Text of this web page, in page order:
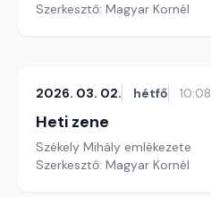
Szerkesztő: Magyar Kornél
2026. 03. 02. hétfő 10:08
Heti zene
Székely Mihály emlékezete
Szerkesztő: Magyar Kornél